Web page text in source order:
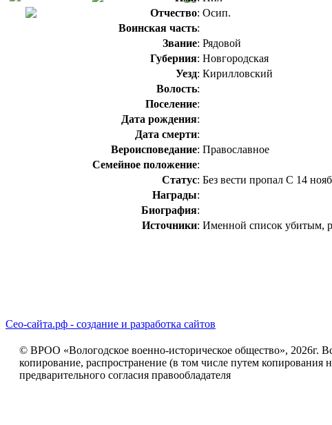
Отчество: Осип.
Воинская часть:
Звание: Рядовой
Губерния: Новгородская
Уезд: Кирилловский
Волость:
Поселение:
Дата рождения:
Дата смерти:
Вероисповедание: Православное
Семейное положение:
Статус: Без вести пропал С 14
Награды:
Биография:
Источники: Именной список убитым,
Сео-сайта.рф - создание и разработка сайтов
© ВРОО «Вологодское военно-историческое общество», 2026г.
копирование, распространение (в том числе путем
предварительного согласия правообладателя